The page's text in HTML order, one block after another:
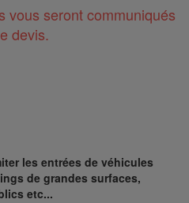
vous seront communiqués
devis.
les entrées de véhicules
de grandes surfaces,
etc...